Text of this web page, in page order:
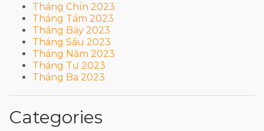
Tháng Chín 2023
Tháng Tám 2023
Tháng Bảy 2023
Tháng Sáu 2023
Tháng Năm 2023
Tháng Tư 2023
Tháng Ba 2023
Categories